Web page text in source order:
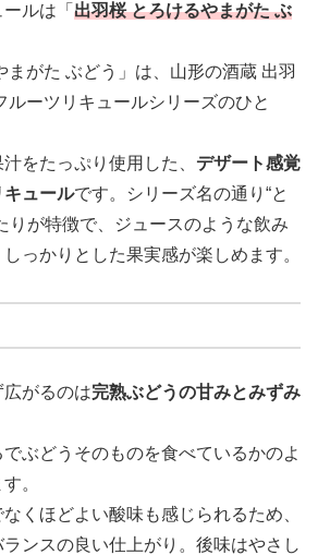
ルは「 出羽桜 とろけるやまがた ぶ
まがた ぶどう」は、山形の酒蔵 出羽
ルーツリキュールシリーズのひと
をたっぷり使用した、 デザート感覚
キュールです。シリーズ名の通り“と
りが特徴で、ジュースのような飲み
っかりとした果実感が楽しめます。
がるのは完熟ぶどうの甘みとみずみ
ぶどうそのものを食べているかのよ
。
くほどよい酸味も感じられるため、
ンスの良い仕上がり。後味はやさし